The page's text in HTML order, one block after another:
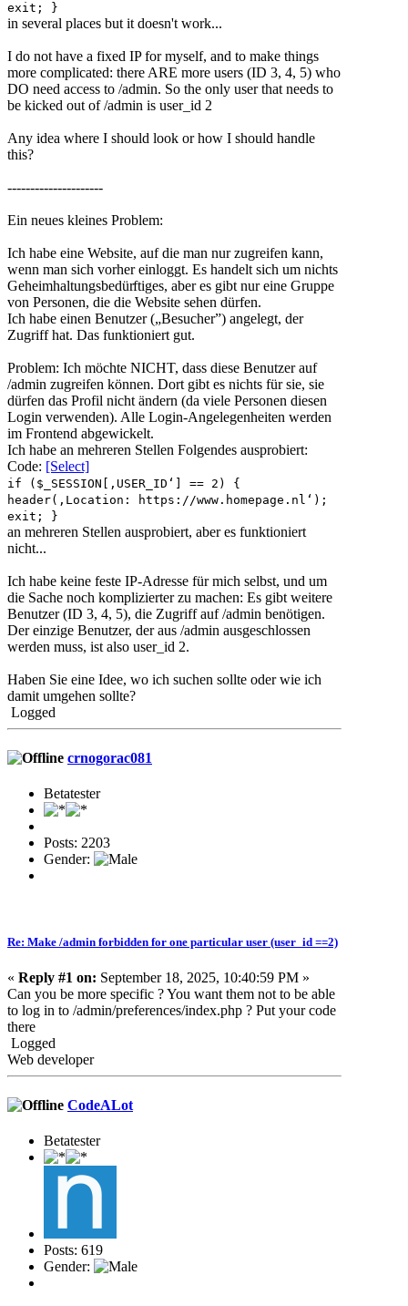
exit; }
in several places but it doesn't work...
I do not have a fixed IP for myself, and to make things
more complicated: there ARE more users (ID 3, 4, 5) who
DO need access to /admin. So the only user that needs to
be kicked out of /admin is user_id 2
Any idea where I should look or how I should handle
this?
---------------------
Ein neues kleines Problem:
Ich habe eine Website, auf die man nur zugreifen kann,
wenn man sich vorher einloggt. Es handelt sich um nichts
Geheimhaltungsbedürftiges, aber es gibt nur eine Gruppe
von Personen, die die Website sehen dürfen.
Ich habe einen Benutzer („Besucher”) angelegt, der
Zugriff hat. Das funktioniert gut.
Problem: Ich möchte NICHT, dass diese Benutzer auf
/admin zugreifen können. Dort gibt es nichts für sie, sie
dürfen das Profil nicht ändern (da viele Personen diesen
Login verwenden). Alle Login-Angelegenheiten werden
im Frontend abgewickelt.
Ich habe an mehreren Stellen Folgendes ausprobiert:
Code: [Select]
if ($_SESSION[‚USER_ID‘] == 2) {
header(‚Location: https://www.homepage.nl‘);
exit; }
an mehreren Stellen ausprobiert, aber es funktioniert
nicht...
Ich habe keine feste IP-Adresse für mich selbst, und um
die Sache noch komplizierter zu machen: Es gibt weitere
Benutzer (ID 3, 4, 5), die Zugriff auf /admin benötigen.
Der einzige Benutzer, der aus /admin ausgeschlossen
werden muss, ist also user_id 2.
Haben Sie eine Idee, wo ich suchen sollte oder wie ich
damit umgehen sollte?
Logged
crnogorac081
Betatester
Posts: 2203
Gender:
Re: Make /admin forbidden for one particular user (user_id ==2)
« Reply #1 on: September 18, 2025, 10:40:59 PM »
Can you be more specific ? You want them not to be able
to log in to /admin/preferences/index.php ? Put your code
there
Logged
Web developer
CodeALot
Betatester
Posts: 619
Gender: